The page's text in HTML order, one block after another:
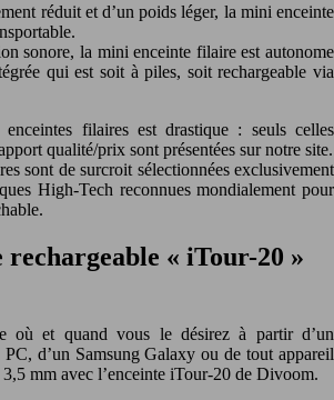
réduit et d’un poids léger, la mini enceinte
sonore, la mini enceinte filaire est autonome
qui est soit à piles, soit rechargeable via
filaires est drastique : seuls celles
qualité/prix sont présentées sur notre site.
sont de surcroit sélectionnées exclusivement
High-Tech reconnues mondialement pour
« iTour-20 »
où et quand vous le désirez à partir d’un
d’un Samsung Galaxy ou de tout appareil
mm avec l’enceinte iTour-20 de Divoom.